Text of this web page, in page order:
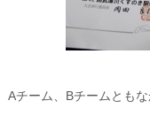
Aチーム、Bチームとも